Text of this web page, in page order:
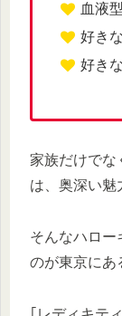
血液
好き
好き
家族だけでな
は、奥深い魅
そんなハロー
のが東京にあ